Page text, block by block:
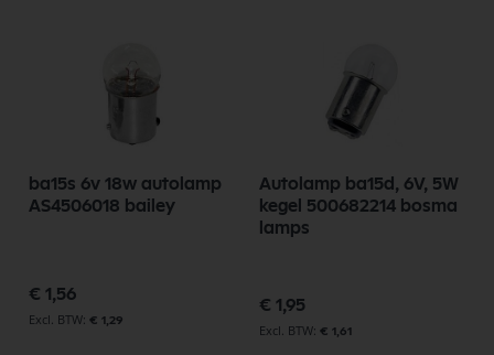
ba15s 6v 18w autolamp
AS4506018 bailey
€ 1,56
€ 1,29
Autolamp ba15d, 6V, 5W
kegel 500682214 bosma
lamps
€ 1,95
€ 1,61